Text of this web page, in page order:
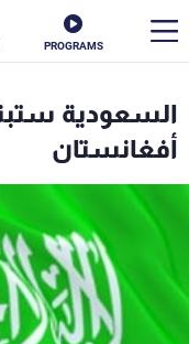
PROGRAMS
السعودية
أفغانستان
الأخبار
سياسة
منوعات